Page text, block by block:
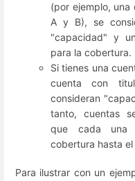
(por ejemplo,
A y B), se
"capacidad" y
para la cobertura.
Si tienes una
cuenta con
consideran
tanto, cuentas
que cada una
cobertura hasta el
Para ilustrar con un